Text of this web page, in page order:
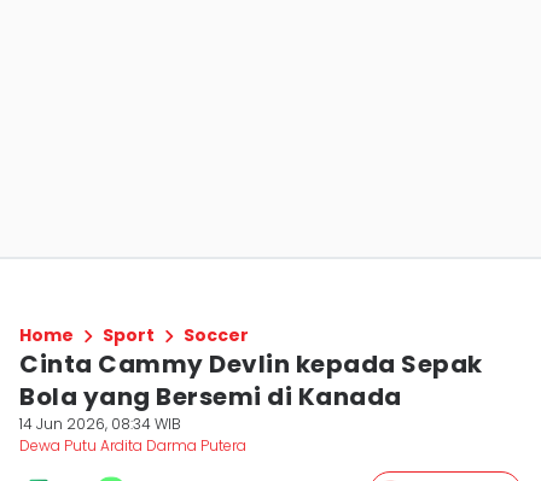
Home Sport Soccer
Cinta Cammy Devlin kepada Sepak
Bola yang Bersemi di Kanada
14 Jun 2026, 08:34 WIB
Dewa Putu Ardita Darma Putera